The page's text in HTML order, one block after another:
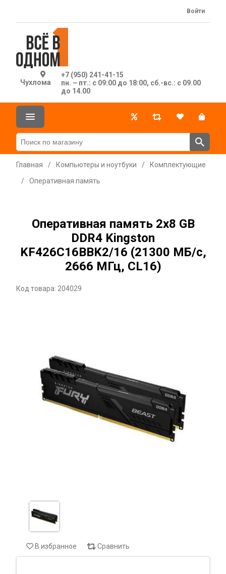
Чухлома
+7 (950) 241-41-15
пн. – пт.: с 09:00 до 18:00, сб.-вс.: с 09.00
до 14.00
Войти
Главная / Компьютеры и ноутбуки /
Комплектующие
/
Оперативная память
Оперативная память 2х8 GB
DDR4 Kingston
KF426C16BBK2/16 (21300 МБ/с,
2666 МГц, CL16)
Код товара: 204029
В избранное Сравнить